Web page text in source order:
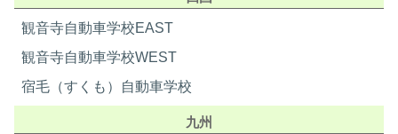
観音寺自動車学校EAST
観音寺自動車学校WEST
宿毛（すくも）自動車学校
九州